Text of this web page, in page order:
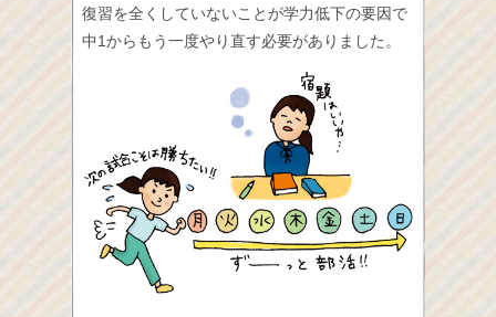
復習を全くしていないことが学力低下の要因で
中1からもう一度やり直す必要がありました。